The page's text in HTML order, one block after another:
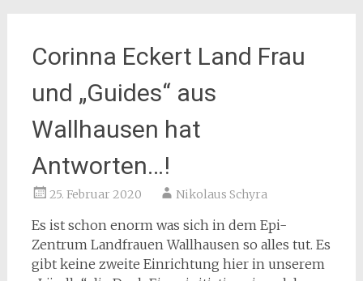
Corinna Eckert Land Frau
und „Guides“ aus
Wallhausen hat
Antworten…!
25. Februar 2020 Nikolaus Schyra
Es ist schon enorm was sich in dem Epi-
Zentrum Landfrauen Wallhausen so alles tut. Es
gibt keine zweite Einrichtung hier in unserem